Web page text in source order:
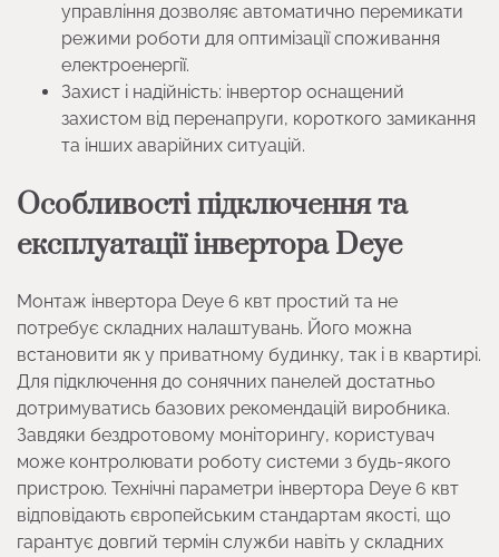
управління дозволяє автоматично перемикати
режими роботи для оптимізації споживання
електроенергії.
Захист і надійність: інвертор оснащений
захистом від перенапруги, короткого замикання
та інших аварійних ситуацій.
Особливості підключення та
експлуатації інвертора Deye
Монтаж інвертора Deye 6 квт простий та не
потребує складних налаштувань. Його можна
встановити як у приватному будинку, так і в квартирі.
Для підключення до сонячних панелей достатньо
дотримуватись базових рекомендацій виробника.
Завдяки бездротовому моніторингу, користувач
може контролювати роботу системи з будь-якого
пристрою. Технічні параметри інвертора Deye 6 квт
відповідають європейським стандартам якості, що
гарантує довгий термін служби навіть у складних